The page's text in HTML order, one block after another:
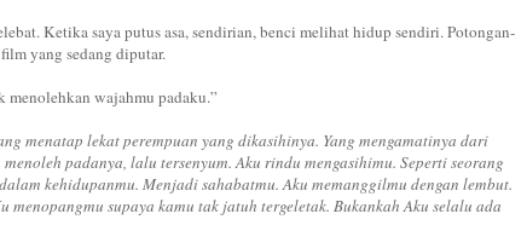
Ketika saya putus asa, sendirian, benci melihat hidup sendiri. Potongan-
yang sedang diputar.
wajahmu padaku.”
menatap lekat perempuan yang dikasihinya. Yang mengamatinya dari
padanya, lalu tersenyum. Aku rindu mengasihimu. Seperti seorang
kehidupanmu. Menjadi sahabatmu. Aku memanggilmu dengan lembut.
menopangmu supaya kamu tak jatuh tergeletak. Bukankah Aku selalu ada